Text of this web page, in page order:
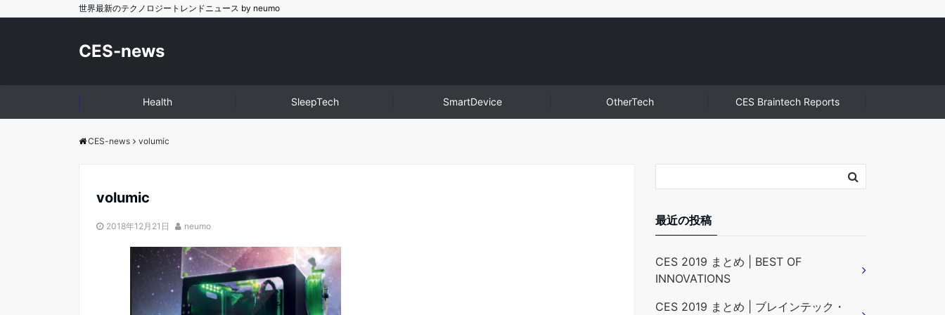
世界最新のテクノロジートレンドニュース by neumo
CES-news
Health SleepTech SmartDevice OtherTech CES Braintech Reports
CES-news volumic
volumic
2018年12月21日 neumo 最近の投稿
CES 2019 まとめ | BEST OF
INNOVATIONS
CES 2019 まとめ | ブレインテック・